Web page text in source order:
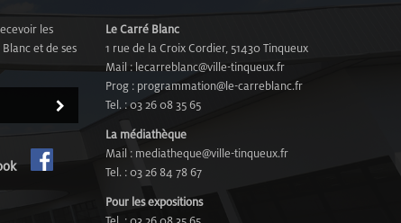
les
et de ses
Le Carré Blanc
1 rue de la Croix Cordier, 51430 Tinqueux
Mail : lecarreblanc@ville-tinqueux.fr
Prog : programmation@le-carreblanc.fr
Tel. : 03 26 08 35 65
La médiathèque
Mail : mediatheque@ville-tinqueux.fr
Tel. : 03 26 84 78 67
Pour les expositions